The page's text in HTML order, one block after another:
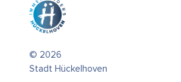
© 2026
Stadt Hückelhoven